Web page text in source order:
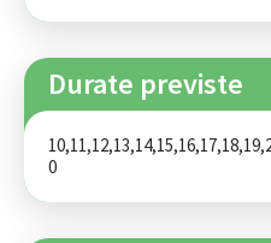
Durate previste
0